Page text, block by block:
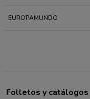
EUROPAMUNDO
Folletos y catálogos